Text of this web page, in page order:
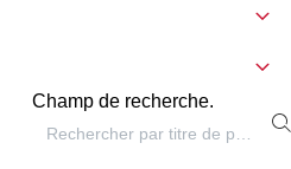
Champ de recherche.